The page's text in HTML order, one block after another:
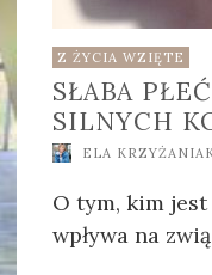
Z ŻYCIA WZIĘTE
SŁABA
SILNYCH
ELA
O tym, kim
wpływa na